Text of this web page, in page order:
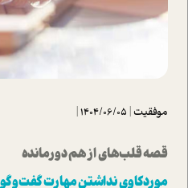
موفقیت|
1404/06/05
|
قصه قلب‌های از هم دور‌مانده
موردکاوی نداشتن مهارت